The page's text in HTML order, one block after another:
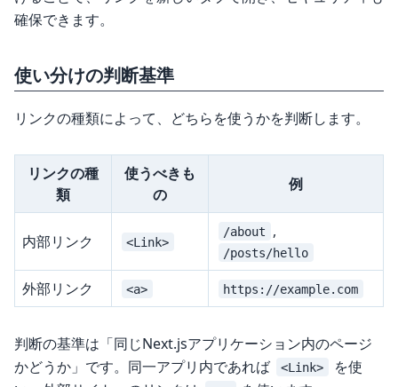
確保できます。
使い分けの判断基準
リンクの種類によって、どちらを使うかを判断します。
リンクの種
類
使うべきも
の
例
内部リンク <Link>
/about ,
/posts/hello
外部リンク <a> https://example.com
判断の基準は「同じNext.jsアプリケーション内のページ
かどうか」です。同一アプリ内であれば
<Link>
を使